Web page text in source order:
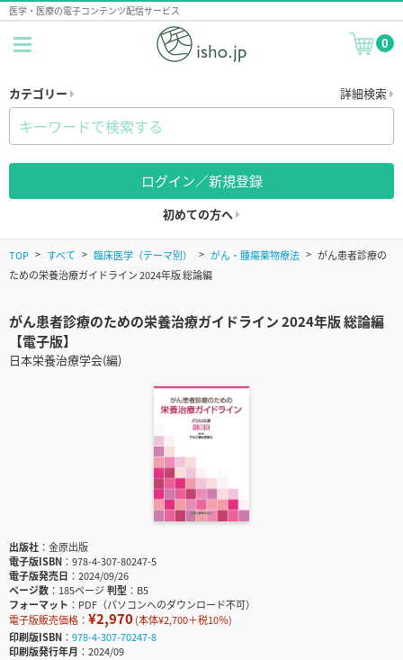
医学・医療の電子コンテンツ配信サービス
0
カテゴリー 詳細検索
ログイン／新規登録
初めての方へ
TOP すべて 臨床医学（テーマ別） がん・腫瘍薬物療法
がん患者診療の
ための栄養治療ガイドライン 2024年版 総論編
がん患者診療のための栄養治療ガイドライン 2024年版 総論編
【電子版】
日本栄養治療学会(編)
出版社
金原出版
電子版ISBN
978-4-307-80247-5
電子版発売日
2024/09/26
ページ数
185ページ判型
B5
フォーマット
PDF（パソコンへのダウンロード不可）
電子版販売価格： ¥2,970(本体¥2,700＋税10％)
印刷版ISBN
978-4-307-70247-8
印刷版発行年月
2024/09